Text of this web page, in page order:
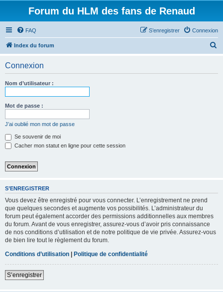
Forum du HLM des fans de Renaud
FAQ Connexion
S’enregistrer
Index du forum
Connexion
Nom d’utilisateur :
Mot de passe :
J’ai oublié mon mot de passe
Se souvenir de moi
Cacher mon statut en ligne pour cette session
S’ENREGISTRER
Vous devez être enregistré pour vous connecter. L’enregistrement ne prend
que quelques secondes et augmente vos possibilités. L’administrateur du
forum peut également accorder des permissions additionnelles aux membres
du forum. Avant de vous enregistrer, assurez-vous d’avoir pris connaissance
de nos conditions d’utilisation et de notre politique de vie privée. Assurez-vous
de bien lire tout le règlement du forum.
Conditions d’utilisation | Politique de confidentialité
S’enregistrer